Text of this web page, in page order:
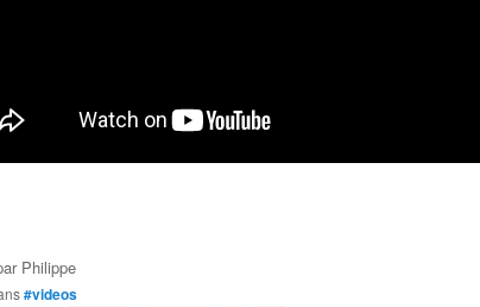
Philippe
#videos